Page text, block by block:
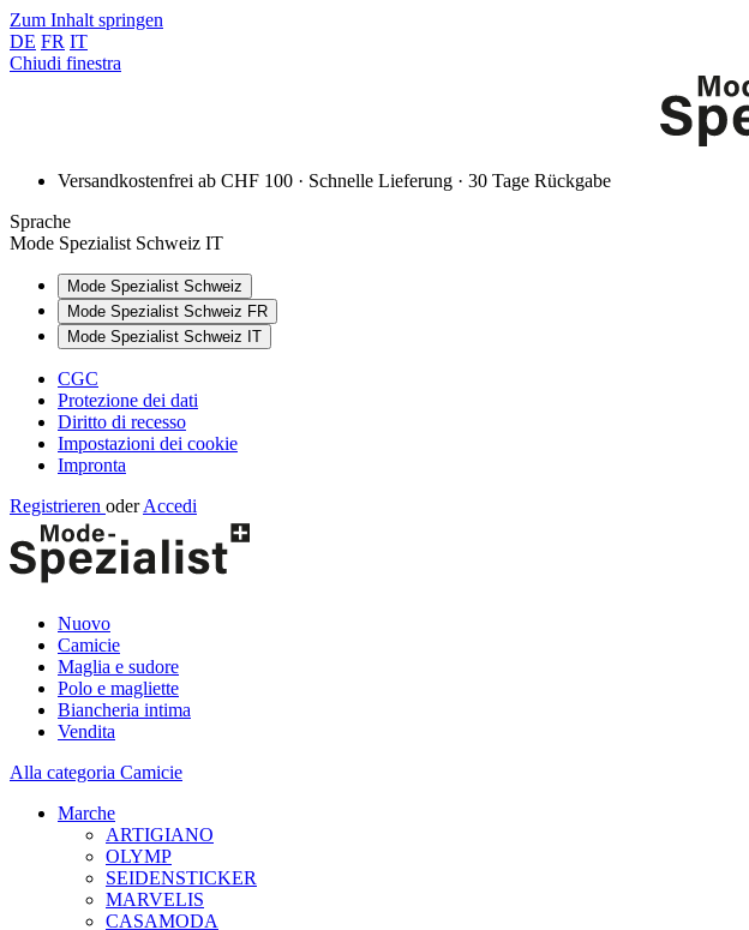
Zum Inhalt springen
DE FR IT
Chiudi finestra
Versandkostenfrei ab CHF 100 · Schnelle Lieferung · 30 Tage Rückgabe
Sprache
Mode Spezialist Schweiz IT
Mode Spezialist Schweiz
Mode Spezialist Schweiz FR
Mode Spezialist Schweiz IT
CGC
Protezione dei dati
Diritto di recesso
Impostazioni dei cookie
Impronta
Registrieren oder Accedi
Nuovo
Camicie
Maglia e sudore
Polo e magliette
Biancheria intima
Vendita
Alla categoria Camicie
Marche
ARTIGIANO
OLYMP
SEIDENSTICKER
MARVELIS
CASAMODA